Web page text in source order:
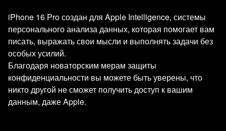
iPhone 16 Pro создан для Apple Intelligence, системы
персонального анализа данных, которая помогает вам
писать, выражать свои мысли и выполнять задачи без
особых усилий.
Благодаря новаторским мерам защиты
конфиденциальности вы можете быть уверены, что
никто другой не сможет получить доступ к вашим
данным, даже Apple.